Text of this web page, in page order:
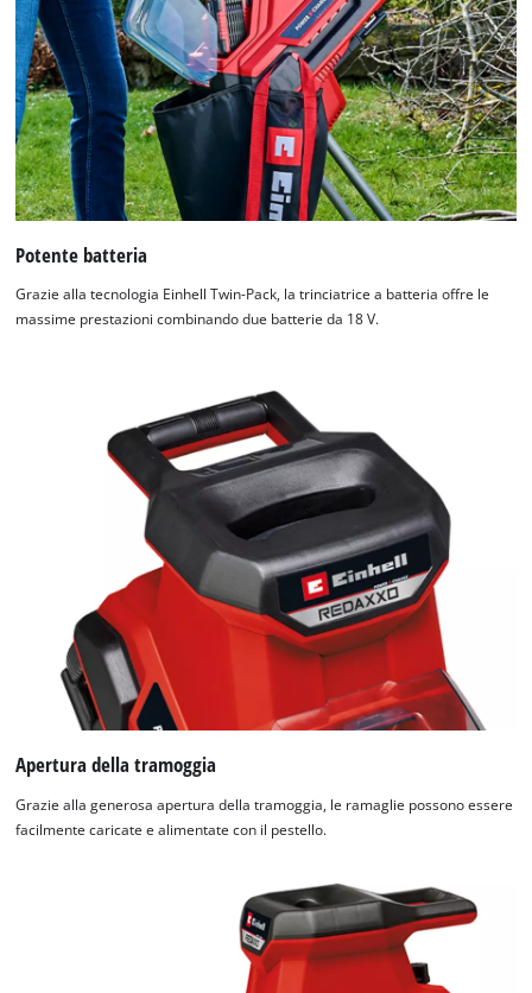
Potente batteria
Grazie alla tecnologia Einhell Twin-Pack, la trinciatrice a batteria offre le
massime prestazioni combinando due batterie da 18 V.
Apertura della tramoggia
Grazie alla generosa apertura della tramoggia, le ramaglie possono essere
facilmente caricate e alimentate con il pestello.